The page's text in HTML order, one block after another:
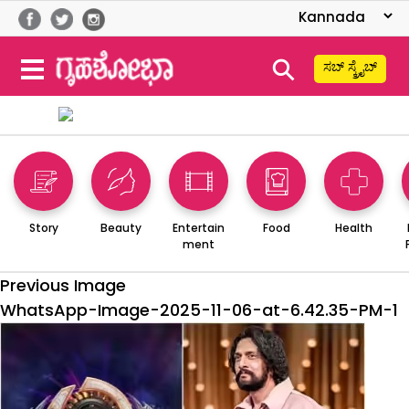
⚲ ಸಬ್ ಸ್ಕ್ರೈಬ್
Story Beauty
Entertain
ment
Food Health
Previous Image
WhatsApp-Image-2025-11-06-at-6.42.35-PM-1